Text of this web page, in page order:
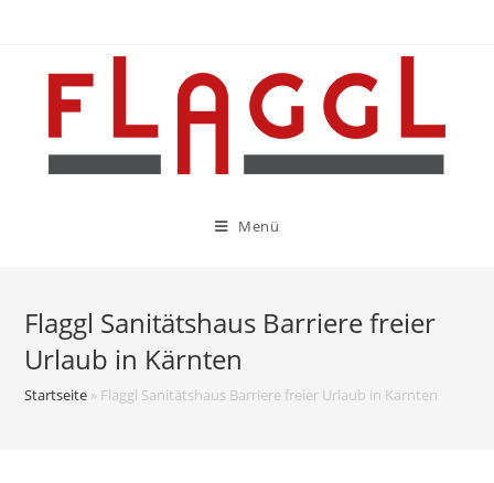
Menü
Flaggl Sanitätshaus Barriere freier
Urlaub in Kärnten
Startseite » Flaggl Sanitätshaus Barriere freier Urlaub in Kärnten